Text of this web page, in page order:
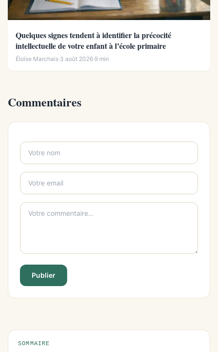
Quelques signes tendent à identifier la précocité
intellectuelle de votre enfant à l’école primaire
Éloïse Marchais·3 août 2026·9 min
Commentaires
Publier
SOMMAIRE